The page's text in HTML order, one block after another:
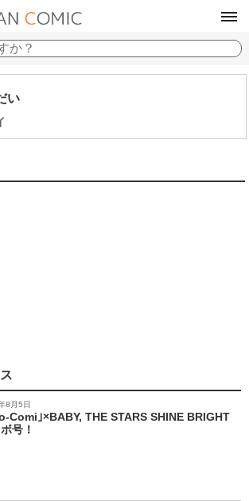
い
8月5日
Comi｣×BABY, THE STARS SHINE BRIGHT
号！